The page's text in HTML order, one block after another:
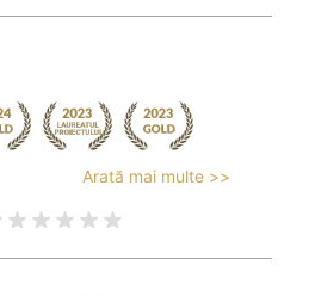
Arată mai multe >>